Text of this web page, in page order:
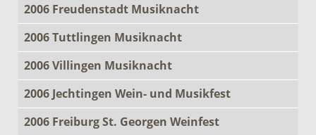
2006 Freudenstadt Musiknacht
2006 Tuttlingen Musiknacht
2006 Villingen Musiknacht
2006 Jechtingen Wein- und Musikfest
2006 Freiburg St. Georgen Weinfest